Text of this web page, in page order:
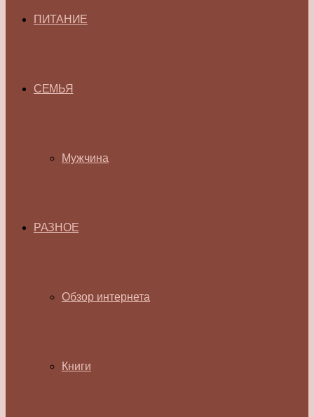
ПИТАНИЕ
СЕМЬЯ
Мужчина
РАЗНОЕ
Обзор интернета
Книги